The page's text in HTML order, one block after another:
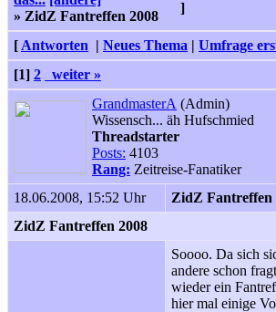
» ZidZ Fantreffen 2008
]
[ Antworten | Neues Thema | Umfrage
[1] 2
weiter »
GrandmasterA (Admin)
Wissensch... äh Hufschmied
Threadstarter
Posts: 4103
Rang: Zeitreise-Fanatiker
18.06.2008, 15:52 Uhr
ZidZ Fantreffen
ZidZ Fantreffen 2008
Soooo. Da sich
andere schon
wieder ein
hier mal einige